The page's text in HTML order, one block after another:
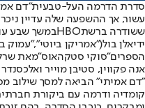
סדרת הדרמה העל-טבעית"דם
עשור, אך ההשפעה שלה עדיין
ששודרה ברשתHBO
ידיאלן בול("אמריקן ביוטי","עמוק
הספרים"סוקי סטקהאוס"מאת
אנה פקווין, סטיבן מוייר
"דם אמיתי" הביאה למסך שילוב
קומדיה ודרמה עם ביקורת